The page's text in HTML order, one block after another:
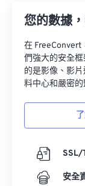
您的數據
在 FreeConvert
們強大的安全
的是影像、影
料中心和嚴密
SSL/
安全